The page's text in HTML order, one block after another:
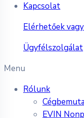
Kapcsolat
Elérhetőek
Ügyfélszolgálat
Menu
Rólunk
EVIN